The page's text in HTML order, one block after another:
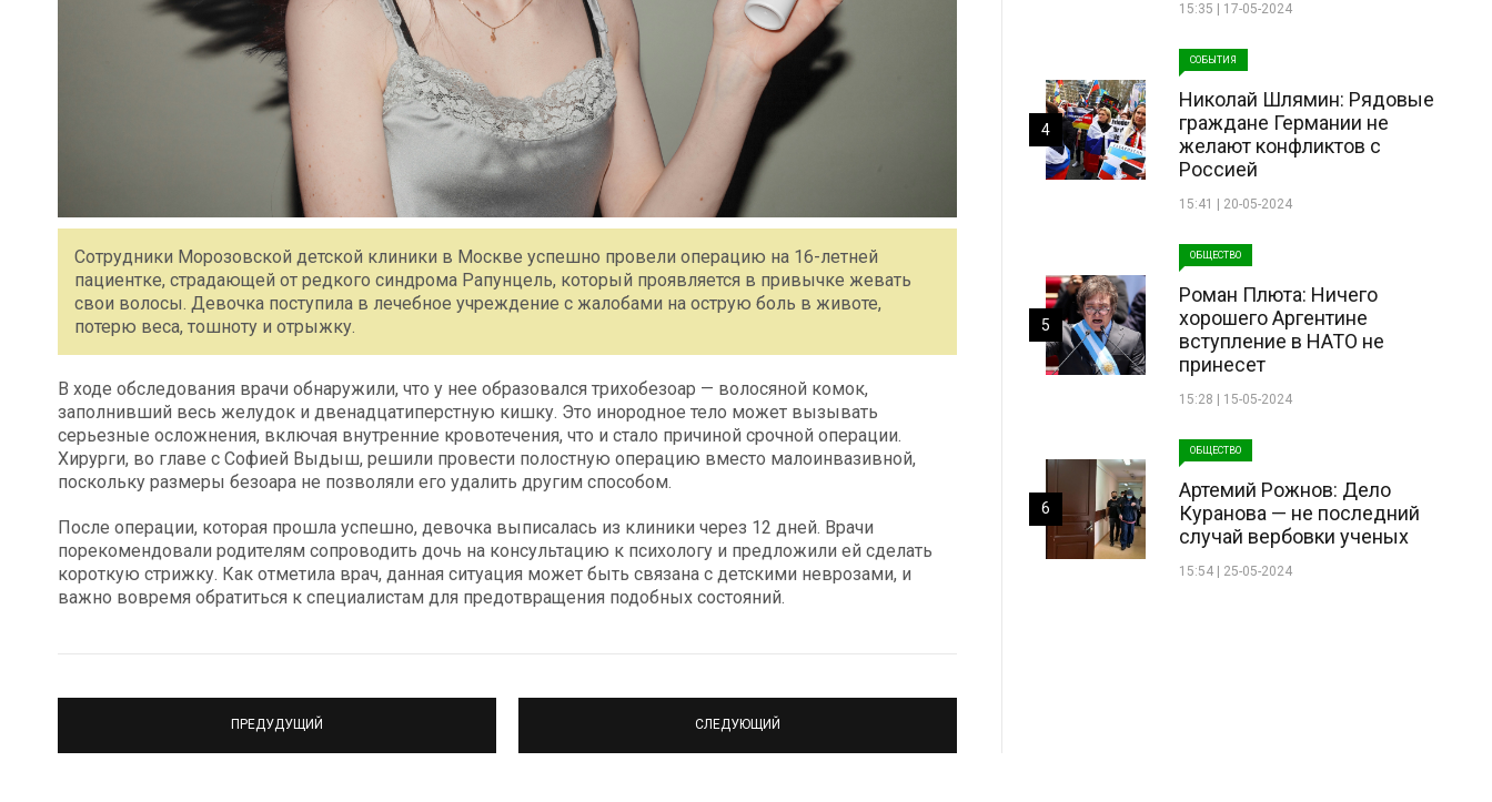
Сотрудники Морозовской детской клиники в Москве успешно провели операцию на 16-летней
пациентке, страдающей от редкого синдрома Рапунцель, который проявляется в привычке жевать
свои волосы. Девочка поступила в лечебное учреждение с жалобами на острую боль в животе,
потерю веса, тошноту и отрыжку.
В ходе обследования врачи обнаружили, что у нее образовался трихобезоар — волосяной комок,
заполнивший весь желудок и двенадцатиперстную кишку. Это инородное тело может вызывать
серьезные осложнения, включая внутренние кровотечения, что и стало причиной срочной операции.
Хирурги, во главе с Софией Выдыш, решили провести полостную операцию вместо малоинвазивной,
поскольку размеры безоара не позволяли его удалить другим способом.
После операции, которая прошла успешно, девочка выписалась из клиники через 12 дней. Врачи
порекомендовали родителям сопроводить дочь на консультацию к психологу и предложили ей сделать
короткую стрижку. Как отметила врач, данная ситуация может быть связана с детскими неврозами, и
важно вовремя обратиться к специалистам для предотвращения подобных состояний.
ПРЕДУДУЩИЙ СЛЕДУЮЩИЙ
15:35 | 17-05-2024
СОБЫТИЯ
Николай Шлямин: Рядовые
граждане Германии не
желают конфликтов с
Россией
15:41 | 20-05-2024
4
ОБЩЕСТВО
Роман Плюта: Ничего
хорошего Аргентине
вступление в НАТО не
принесет
15:28 | 15-05-2024
5
ОБЩЕСТВО
Артемий Рожнов: Дело
Куранова — не последний
случай вербовки ученых
15:54 | 25-05-2024
6